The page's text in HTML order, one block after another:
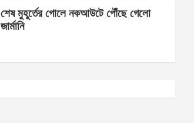
শেষ মুহূর্তের গোলে নকআউটে পৌঁছে গেলো
জার্মানি